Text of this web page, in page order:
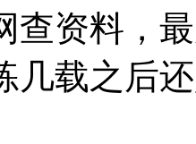
查资料，
几载之后